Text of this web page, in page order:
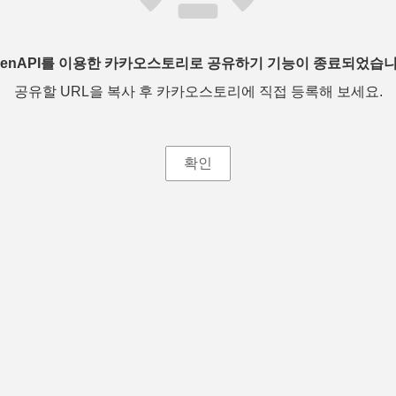
를 이용한 카카오스토리로 공유하기 기능이 종료되었습
공유할 URL을 복사 후 카카오스토리에 직접 등록해 보세요.
확인